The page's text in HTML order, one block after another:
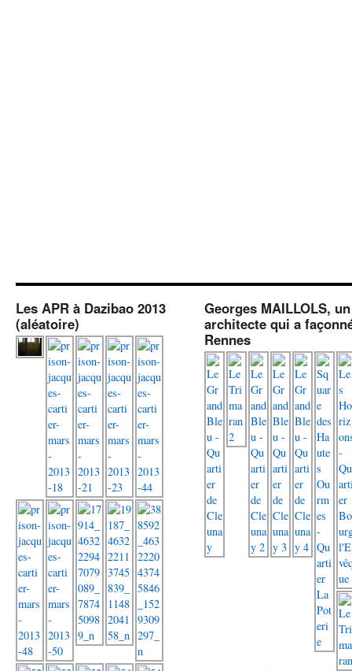
Les APR à Dazibao 2013
(aléatoire)
Georges MAILLOLS, un
architecte qui a
Rennes